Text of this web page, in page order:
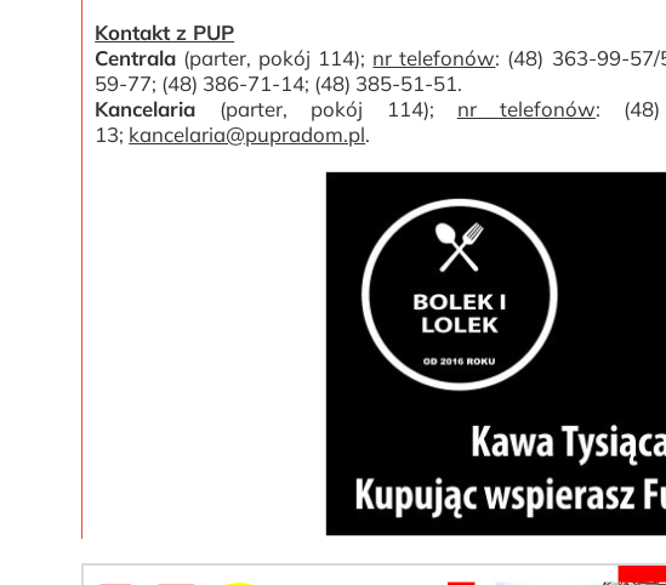
Kontakt z PUP
Centrala (parter, pokój 114); nr telefonów: (48) 363-99-
59-77; (48) 386-71-14; (48) 385-51-51.
Kancelaria (parter, pokój 114); nr telefonów:
13; kancelaria@pupradom.pl.